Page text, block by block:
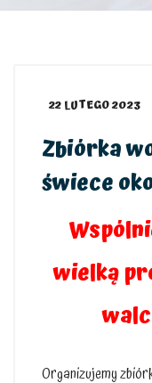
22 LUTEGO 2023
Zbiórka
świece
wielką
Organizujemy